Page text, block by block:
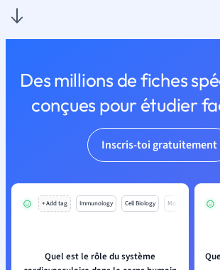
Des millions de fiches
conçues pour étudier
Inscris-toi gratuitement
+ Add tag Immunology Cell Biology Mo
Quel est le rôle du système